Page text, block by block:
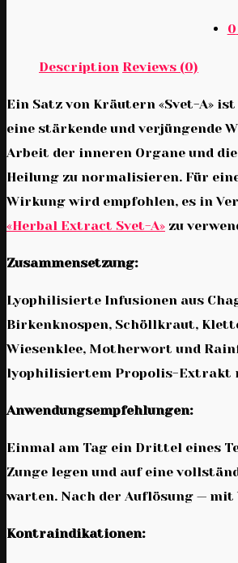
0
Description Reviews (0)
Ein Satz von Kräutern «Svet-A»
eine stärkende und verjüngende
Arbeit der inneren Organe und
Heilung zu normalisieren. Für
Wirkung wird empfohlen, es in
«Herbal Extract Svet-A» zu
Zusammensetzung:
Lyophilisierte Infusionen aus
Birkenknospen, Schöllkraut,
Wiesenklee, Motherwort und
lyophilisiertem Propolis-Extrakt
Anwendungsempfehlungen:
Einmal am Tag ein Drittel eines
Zunge legen und auf eine
warten. Nach der Auflösung — mit
Kontraindikationen: